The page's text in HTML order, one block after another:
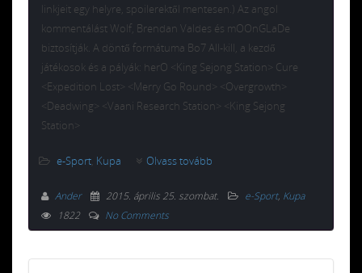
linkjeit egy helyre, spoilerektől mentesen.) Az angol
kommentálást Wolf, Brendan Valdes és mOOnGLaDe
biztosítják. A döntő formátuma Bo7 All-kill, a kezdő
játékosok és a pályák: herO <King Sejong Station> Cure
<Expedition Lost> <Merry Go Round> <Overgrowth>
<Deadwing> <Vaani Research Station> <King Sejong
Station>
e-Sport, Kupa Olvass tovább
Ander 2015. április 25. szombat. e-Sport, Kupa
1822
No Comments